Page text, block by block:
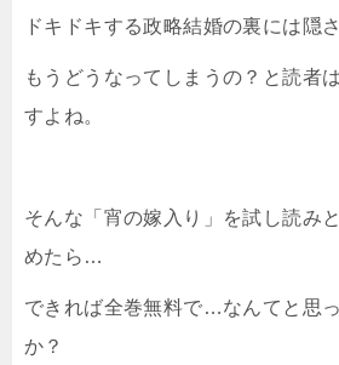
ドキドキする政略結婚の裏には隠
もうどうなってしまうの？と読者
すよね。
そんな「宵の嫁入り」を試し読み
めたら…
できれば全巻無料で…なんてと思
か？